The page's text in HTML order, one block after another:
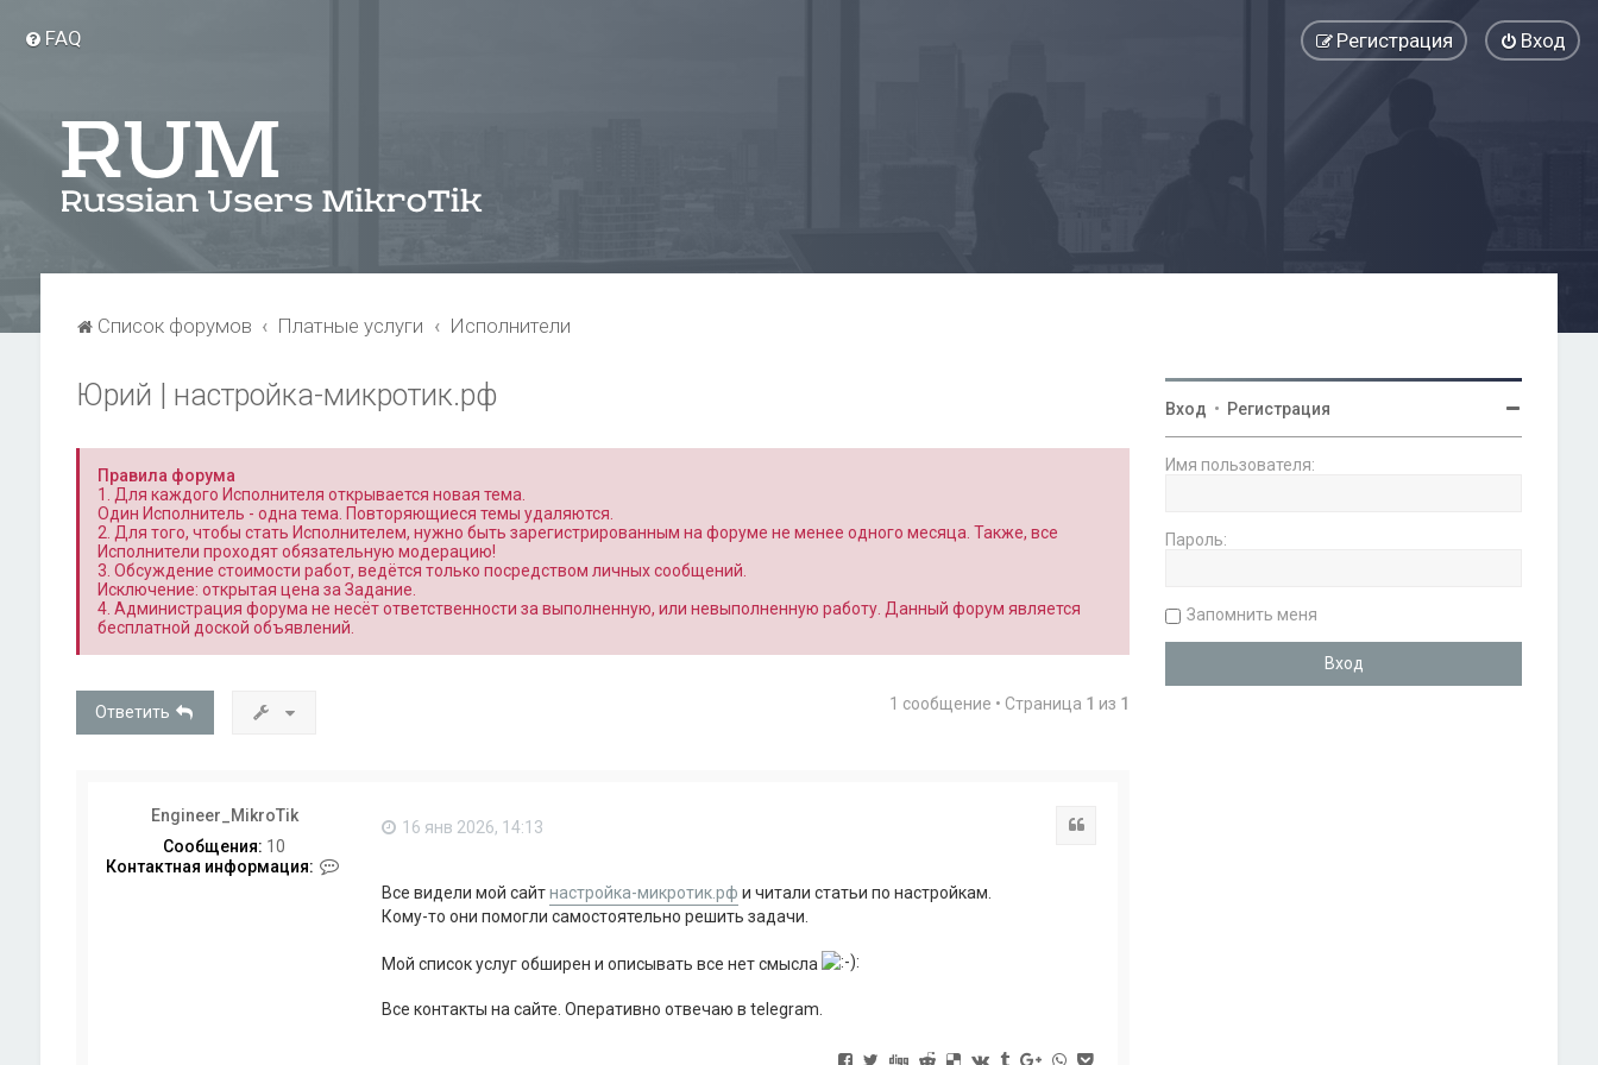
FAQ Вход
Регистрация
Список форумов Платные услуги Исполнители
Юрий | настройка-микротик.рф
Правила форума
1. Для каждого Исполнителя открывается новая тема.
Один Исполнитель - одна тема. Повторяющиеся темы удаляются.
2. Для того, чтобы стать Исполнителем, нужно быть зарегистрированным на форуме не менее одного месяца. Также, все
Исполнители проходят обязательную модерацию!
3. Обсуждение стоимости работ, ведётся только посредством личных сообщений.
Исключение: открытая цена за Задание.
4. Администрация форума не несёт ответственности за выполненную, или невыполненную работу. Данный форум является
бесплатной доской объявлений.
Ответить 1 сообщение • Страница 1 из 1
Engineer_MikroTik
Сообщения: 10
Контактная информация:
16 янв 2026, 14:13
Все видели мой сайтнастройка-микротик.рф и читали статьи по настройкам.
Кому-то они помогли самостоятельно решить задачи.
Мой список услуг обширен и описывать все нет смысла
Все контакты на сайте. Оперативно отвечаю в telegram.
Вход • Регистрация
Имя пользователя:
Пароль:
Запомнить меня